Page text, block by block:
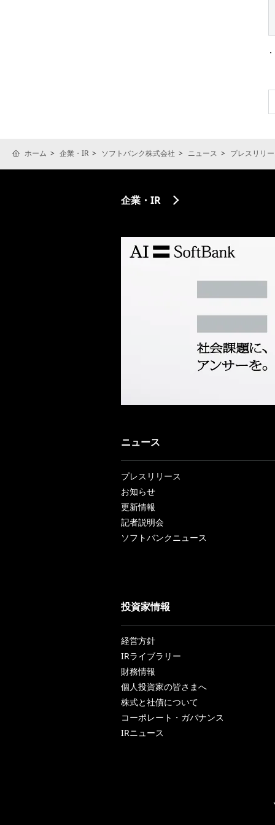
ホーム 企業・IR ソフトバンク株式会社 ニュース プレスリリ
企業・IR
ニュース
プレスリリース
お知らせ
更新情報
記者説明会
ソフトバンクニュース
投資家情報
経営方針
IRライブラリー
財務情報
個人投資家の皆さまへ
株式と社債について
コーポレート・ガバナンス
IRニュース